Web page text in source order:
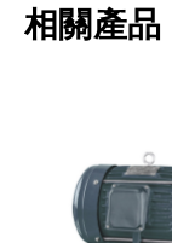
相關產品